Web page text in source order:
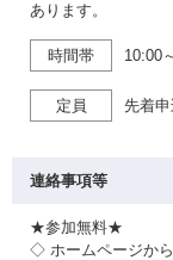
あります。
時間帯 10:00
定員 先着
連絡事項等
★参加無料★
◇ ホームページか